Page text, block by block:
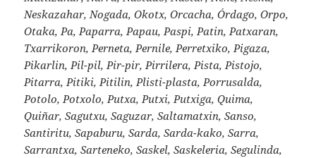
Neskazahar, Nogada, Okotx, Orcacha, Órdago, Orpo,
Otaka, Pa, Paparra, Papau, Paspi, Patin, Patxaran,
Txarrikoron, Perneta, Pernile, Perretxiko, Pigaza,
Pikarlin, Pil-pil, Pir-pir, Pirrilera, Pista, Pistojo,
Pitarra, Pitiki, Pitilin, Plisti-plasta, Porrusalda,
Potolo, Potxolo, Putxa, Putxi, Putxiga, Quima,
Quiñar, Sagutxu, Saguzar, Saltamatxin, Sanso,
Santiritu, Sapaburu, Sarda, Sarda-kako, Sarra,
Sarrantxa, Sarteneko, Saskel, Saskeleria, Segulinda,